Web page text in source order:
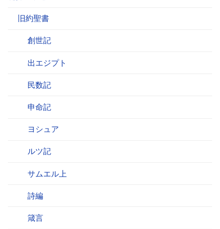
旧約聖書
創世記
出エジプト
民数記
申命記
ヨシュア
ルツ記
サムエル上
詩編
箴言